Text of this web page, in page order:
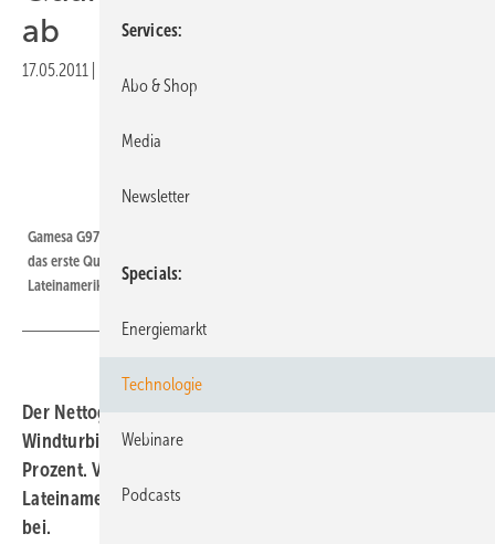
ab
17.05.2011
Gamesa G97 - 2,0-MW-IIIa-Turbine | Rundum positiv: die von Gamesa über
das erste Quartal 2011 vorgelegten Zahlen. Vor allem in Indien,
Lateinamerika und Osteuropa konnte der spanische Konzern zulegen.
Der Nettogewinn von Spaniens führendem
Windturbinenhersteller wuchs um 67, der Umsatz um 24
Prozent. Vor allem die Anlagenverkäufe in Indien und
Lateinamerika trugen einen Großteil zur positiven Bilanz
bei.
Services
Abo & Shop
Media
Newsletter
Specials
Energiemarkt
Technologie
Webinare
Podcasts